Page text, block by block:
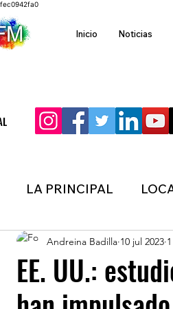
Inicio Noticias
LA PRINCIPAL
FINANZAS
EE. UU.:
Andreina Badilla 10 jul 2023